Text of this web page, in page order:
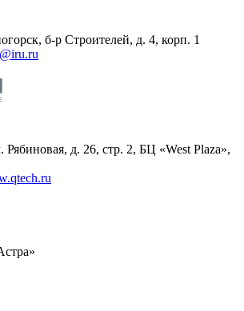
б-р Строителей, д. 4, корп. 1
Рябиновая, д. 26, стр. 2, БЦ «West Plaza»,